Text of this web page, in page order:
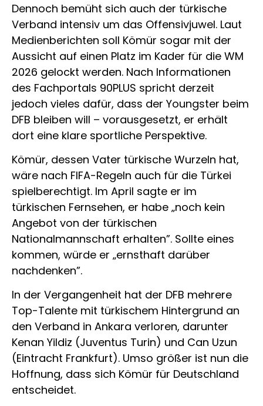
Dennoch bemüht sich auch der türkische
Verband intensiv um das Offensivjuwel. Laut
Medienberichten soll Kömür sogar mit der
Aussicht auf einen Platz im Kader für die WM
2026 gelockt werden. Nach Informationen
des Fachportals 90PLUS spricht derzeit
jedoch vieles dafür, dass der Youngster beim
DFB bleiben will – vorausgesetzt, er erhält
dort eine klare sportliche Perspektive.
Kömür, dessen Vater türkische Wurzeln hat,
wäre nach FIFA-Regeln auch für die Türkei
spielberechtigt. Im April sagte er im
türkischen Fernsehen, er habe „noch kein
Angebot von der türkischen
Nationalmannschaft erhalten”. Sollte eines
kommen, würde er „ernsthaft darüber
nachdenken”.
In der Vergangenheit hat der DFB mehrere
Top-Talente mit türkischem Hintergrund an
den Verband in Ankara verloren, darunter
Kenan Yildiz (Juventus Turin) und Can Uzun
(Eintracht Frankfurt). Umso größer ist nun die
Hoffnung, dass sich Kömür für Deutschland
entscheidet.